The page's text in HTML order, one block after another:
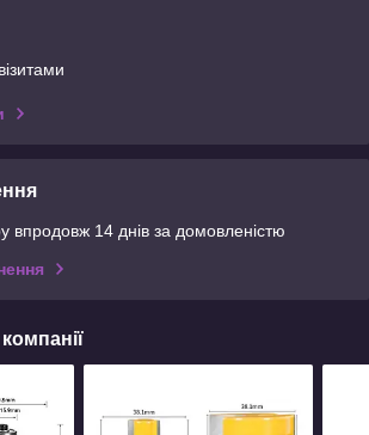
впродовж 14 днів за домовленістю